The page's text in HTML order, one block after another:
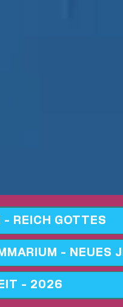
- REICH GOTTES
- NEUES
- 2026